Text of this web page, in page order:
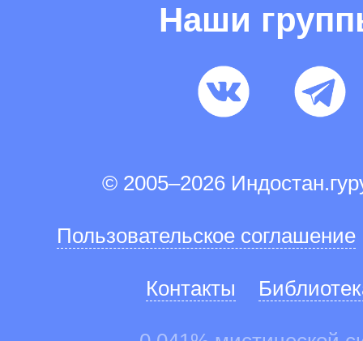
Наши
© 2005–2026
Пользовательское соглашение
Контакты